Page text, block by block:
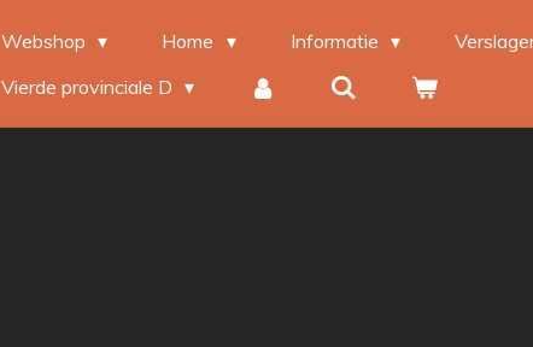
Webshop Home Informatie
Vierde provinciale D